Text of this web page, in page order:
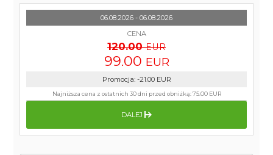
06.08.2026 - 06.08.2026
CENA
120.00 EUR
99.00 EUR
Promocja: -21.00 EUR
Najniższa cena z ostatnich 30 dni przed obniżką:75.00 EUR
DALEJ